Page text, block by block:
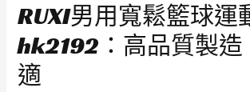
RUXI男用寬鬆籃球運
hk2192：高品質製造
適